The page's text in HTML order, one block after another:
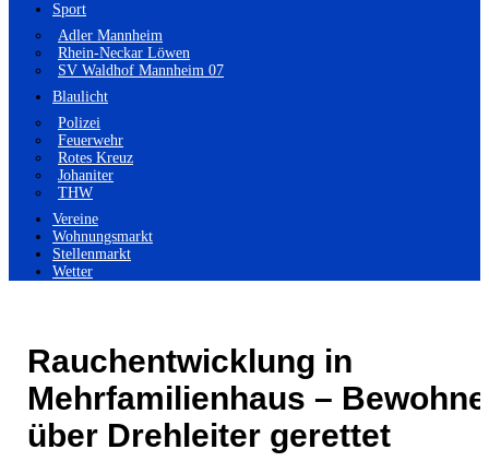
Sport
Adler Mannheim
Rhein-Neckar Löwen
SV Waldhof Mannheim 07
Blaulicht
Polizei
Feuerwehr
Rotes Kreuz
Johaniter
THW
Vereine
Wohnungsmarkt
Stellenmarkt
Wetter
Rauchentwicklung in
Mehrfamilienhaus –
über Drehleiter gerettet